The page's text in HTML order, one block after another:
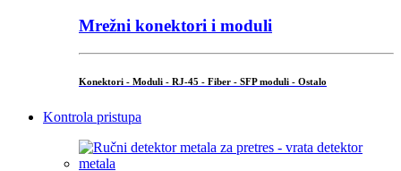
Mrežni konektori i moduli
Konektori - Moduli - RJ-45 - Fiber - SFP moduli - Ostalo
Kontrola pristupa